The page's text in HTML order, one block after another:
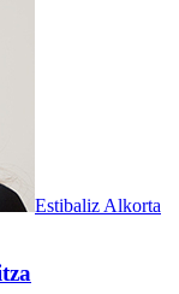
Estibaliz Alkorta